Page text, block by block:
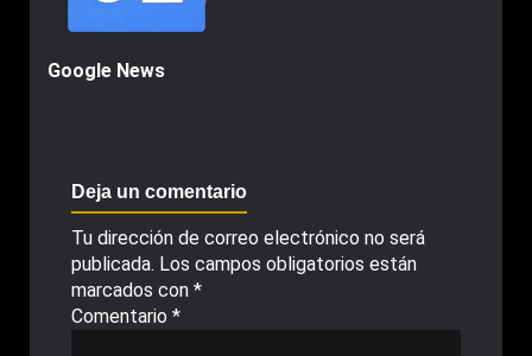
Google News
Deja un comentario
Tu dirección de correo electrónico no será
publicada. Los campos obligatorios están
marcados con *
Comentario *